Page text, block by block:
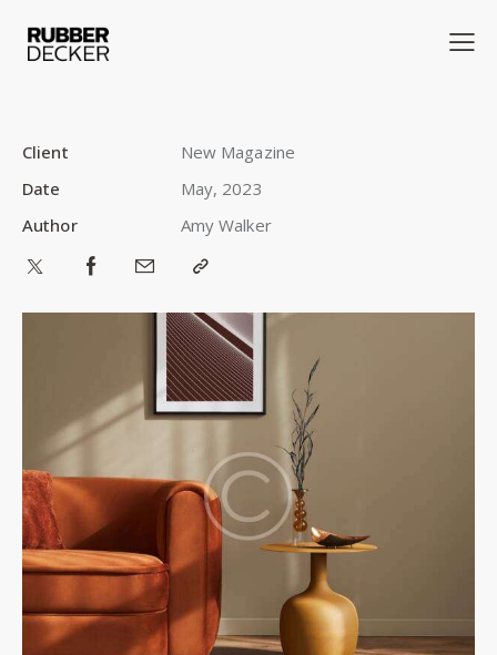
Client
New Magazine
Date
May, 2023
Author
Amy Walker